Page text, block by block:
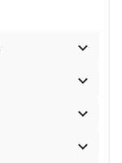



